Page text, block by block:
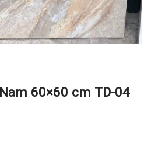
60×60 cm TD-04